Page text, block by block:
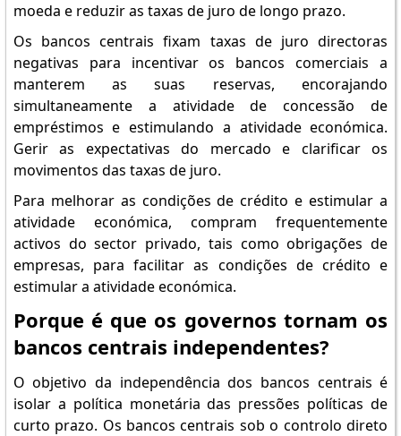
moeda e reduzir as taxas de juro de longo prazo.
Os bancos centrais fixam taxas de juro directoras
negativas para incentivar os bancos comerciais a
manterem as suas reservas, encorajando
simultaneamente a atividade de concessão de
empréstimos e estimulando a atividade económica.
Gerir as expectativas do mercado e clarificar os
movimentos das taxas de juro.
Para melhorar as condições de crédito e estimular a
atividade económica, compram frequentemente
activos do sector privado, tais como obrigações de
empresas, para facilitar as condições de crédito e
estimular a atividade económica.
Porque é que os governos tornam os
bancos centrais independentes?
O objetivo da independência dos bancos centrais é
isolar a política monetária das pressões políticas de
curto prazo. Os bancos centrais sob o controlo direto